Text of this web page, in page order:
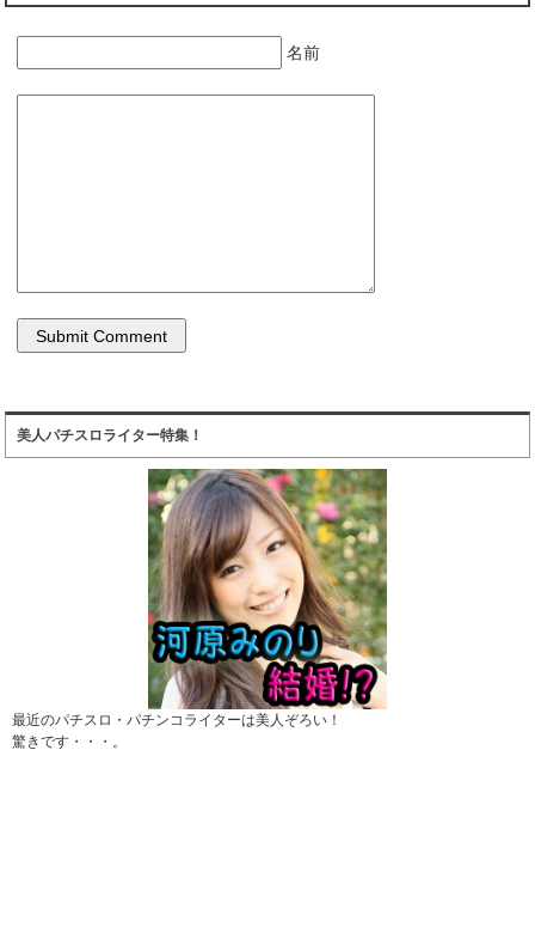
名前
美人パチスロライター特集！
最近のパチスロ・パチンコライターは美人ぞろい！
驚きです・・・。